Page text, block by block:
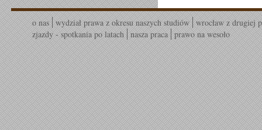
o nas wydział prawa z okresu naszych studiów wrocław z drugiej
zjazdy - spotkania po latach nasza praca prawo na wesoło